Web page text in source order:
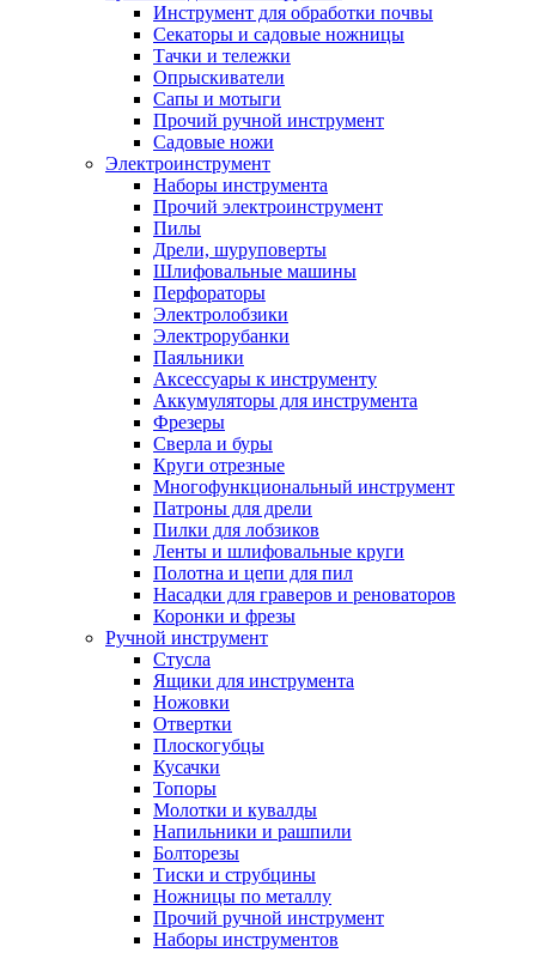
Инструмент для обработки почвы
Секаторы и садовые ножницы
Тачки и тележки
Опрыскиватели
Сапы и мотыги
Прочий ручной инструмент
Садовые ножи
Электроинструмент
Наборы инструмента
Прочий электроинструмент
Пилы
Дрели, шуруповерты
Шлифовальные машины
Перфораторы
Электролобзики
Электрорубанки
Паяльники
Аксессуары к инструменту
Аккумуляторы для инструмента
Фрезеры
Сверла и буры
Круги отрезные
Многофункциональный инструмент
Патроны для дрели
Пилки для лобзиков
Ленты и шлифовальные круги
Полотна и цепи для пил
Насадки для граверов и реноваторов
Коронки и фрезы
Ручной инструмент
Стусла
Ящики для инструмента
Ножовки
Отвертки
Плоскогубцы
Кусачки
Топоры
Молотки и кувалды
Напильники и рашпили
Болторезы
Тиски и струбцины
Ножницы по металлу
Прочий ручной инструмент
Наборы инструментов